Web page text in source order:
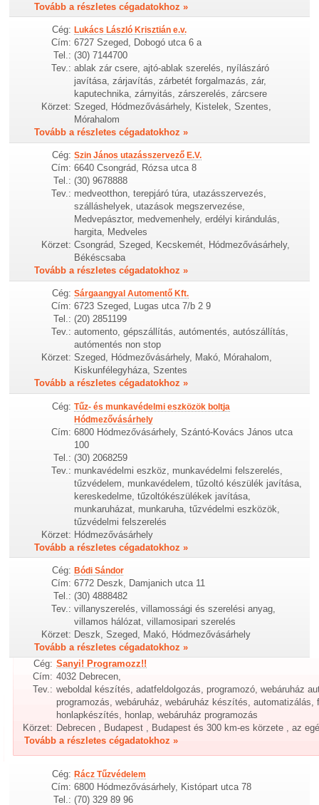
Tovább a részletes cégadatokhoz »
Cég: Lukács László Krisztián e.v.
Cím: 6727 Szeged, Dobogó utca 6 a
Tel.: (30) 7144700
Tev.: ablak zár csere, ajtó-ablak szerelés, nyílászáró
javítása, zárjavítás, zárbetét forgalmazás, zár,
kaputechnika, zárnyitás, zárszerelés, zárcsere
Körzet: Szeged, Hódmezővásárhely, Kistelek, Szentes,
Mórahalom
Tovább a részletes cégadatokhoz »
Cég: Szin János utazásszervező E.V.
Cím: 6640 Csongrád, Rózsa utca 8
Tel.: (30) 9678888
Tev.: medveotthon, terepjáró túra, utazásszervezés,
szálláshelyek, utazások megszervezése,
Medvepásztor, medvemenhely, erdélyi kirándulás,
hargita, Medveles
Körzet: Csongrád, Szeged, Kecskemét, Hódmezővásárhely,
Békéscsaba
Tovább a részletes cégadatokhoz »
Cég: Sárgaangyal Automentő Kft.
Cím: 6723 Szeged, Lugas utca 7/b 2 9
Tel.: (20) 2851199
Tev.: automento, gépszállítás, autómentés, autószállítás,
autómentés non stop
Körzet: Szeged, Hódmezővásárhely, Makó, Mórahalom,
Kiskunfélegyháza, Szentes
Tovább a részletes cégadatokhoz »
Cég: Tűz- és munkavédelmi eszközök boltja
Hódmezővásárhely
Cím: 6800 Hódmezővásárhely, Szántó-Kovács János utca
100
Tel.: (30) 2068259
Tev.: munkavédelmi eszköz, munkavédelmi felszerelés,
tűzvédelem, munkavédelem, tűzoltó készülék javítása,
kereskedelme, tűzoltókészülékek javítása,
munkaruházat, munkaruha, tűzvédelmi eszközök,
tűzvédelmi felszerelés
Körzet: Hódmezővásárhely
Tovább a részletes cégadatokhoz »
Cég: Bódi Sándor
Cím: 6772 Deszk, Damjanich utca 11
Tel.: (30) 4888482
Tev.: villanyszerelés, villamossági és szerelési anyag,
villamos hálózat, villamosipari szerelés
Körzet: Deszk, Szeged, Makó, Hódmezővásárhely
Tovább a részletes cégadatokhoz »
Cég: Sanyi! Programozz!!
Cím: 4032 Debrecen,
Tev.: weboldal készítés, adatfeldolgozás, programozó, webáruház
programozás, webáruház, webáruház készítés, automatizálás,
honlapkészítés, honlap, webáruház programozás
Körzet: Debrecen , Budapest , Budapest és 300 km-es körzete , az
Tovább a részletes cégadatokhoz »
Cég: Rácz Tűzvédelem
Cím: 6800 Hódmezővásárhely, Kistópart utca 78
Tel.: (70) 329 89 96